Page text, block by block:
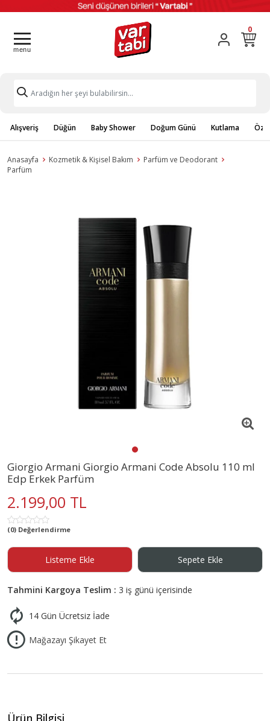
0
Alışveriş Düğün Baby Shower Doğum Günü Kutlama
Anasayfa Kozmetik & Kişisel Bakım
Parfüm ve Deodorant
Parfüm
Giorgio Armani Giorgio Armani Code Absolu 110 ml
Edp Erkek Parfüm
2.199,00 TL
(0) Değerlendirme
Listeme Ekle Sepete Ekle
Tahmini Kargoya Teslim : 3 iş günü içerisinde
14 Gün Ücretsiz İade
Mağazayı Şikayet Et